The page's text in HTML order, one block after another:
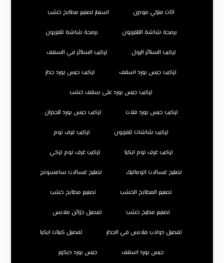
اثاث منزلي مودرن اسعار تصنيع مطابخ خشب
برمجة شاشة التلفزيون برمجة شاشة تلفزيون
تركيب الستائر الرول تركيب الستائر في السقف
تركيب جبس بورد اسقف تركيب جبس بورد جدار
تركيب جبس بورد على سقف خشب
تركيب جبس بورد فلات تركيب جبس بورد للجدران
تركيب شاشات تلفزيون تركيب غرف نوم
تركيب غرف نوم ايكيا تركيب غرف نوم تركي
تصليح غسالات اتوماتيك تصليح غسالات سامسونج
تصنيع المطابخ الخشب تصنيع مطابخ خشب
تصنيع مطبخ خشب تفصيل خزائن ملابس
تفصيل دولاب ملابس في الجدار تفصيل كبتات ايكيا
جبس بورد اسقف جبس بورد ديكور